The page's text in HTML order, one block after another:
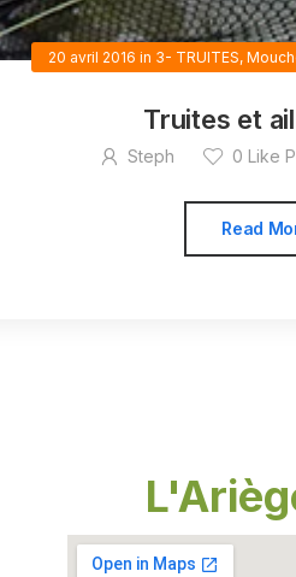
20 avril 2016 in 3- TRUITES,
Truites et
Steph 0 Like
Read